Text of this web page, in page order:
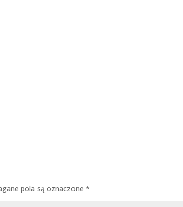
pola są oznaczone *